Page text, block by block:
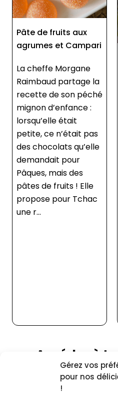
Gérez vos
pour nos
!
matcha
Plongez dans l’art de
la pâtisserie avec
cette Crème
Pâtissière au Matcha
raffinée, une recette
signée par la cheffe
Morgane Raimbaud.
Parfaite pour
sublimer vos
desserts, cette
Accédez à
Pour voir cette
autres,